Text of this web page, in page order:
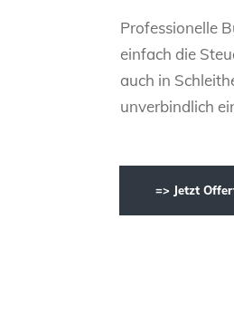
Professionelle
einfach die
auch in
unverbindlich
=> Jetzt